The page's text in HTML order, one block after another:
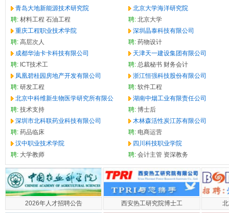
青岛大地新能源技术研究院
聘: 材料工程 石油工程
北京大学海洋研究院
聘: 北京大学
重庆工程职业技术学院
聘: 高层次人
深圳晶泰科技有限公司
聘: 药物设计
成都华油卡卡科技有限公司
聘: ICT技术工
天津天一建设集团有限公司
聘: 总裁秘书 财务会计
凤凰碧桂园房地产开发有限公司
聘: 研发工程
浙江恒强科技股份有限公司
聘: 软件工程
北京中科维新生物医学研究所有限公
聘: 技术支持
湖南中烟工业有限责任公司
聘: 博士后
深圳市北科联药业科技有限公司
聘: 药品临床
木林森活性炭江苏有限公司
聘: 电商运营
汉中职业技术学院
聘: 大学教师
四川科技职业学院
聘: 会计主管 资深教务
2026年人才招聘公告 西安热工研究院博士工